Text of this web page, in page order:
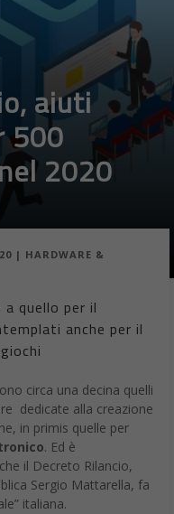
aiuti
500
2020
| HARDWARE &
a quello per il
anche per il
circa una decina quelli
dedicate alla creazione
in primis quelle per
. Ed è
il Decreto Rilancio,
Sergio Mattarella, fa
italiana.